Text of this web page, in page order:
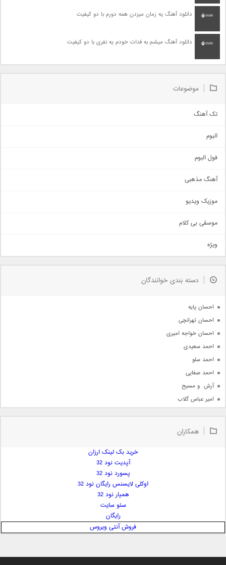
دانلود آهنگ یه زمان میزدن همه دورم با دو کیفیت
دانلود آهنگ میشم به فدات خودم یه نفری با دو کیفیت
موضوعات
تک آهنگ
اجتماعی
حماسی
سنتی
اهنگ بندرعباسی
دمو
مذهبی
جدیدترین ها
البوم
فول البوم
آهنگ مذهبی
موزیک ویدیو
موسقی بی کلام
ویژه
دسته بندی خوانندگان
احسان پایه
احسان تهرانچی
احسان خواجه امیری
احمد سعیدی
احمد سلو
احمد صفایی
آرش  و مسیح
امیر عباس گلاب
امیر علی
ایمان غلامی
بابک جهانبخش
همکاران
خرید بک لینک ارزان
آپدیت نود 32
پسورد نود 32
اوکلی لایسنس رایگان نود 32
همیار نود 32
سئو سایت
رایگان
فروش آنتی ویروس